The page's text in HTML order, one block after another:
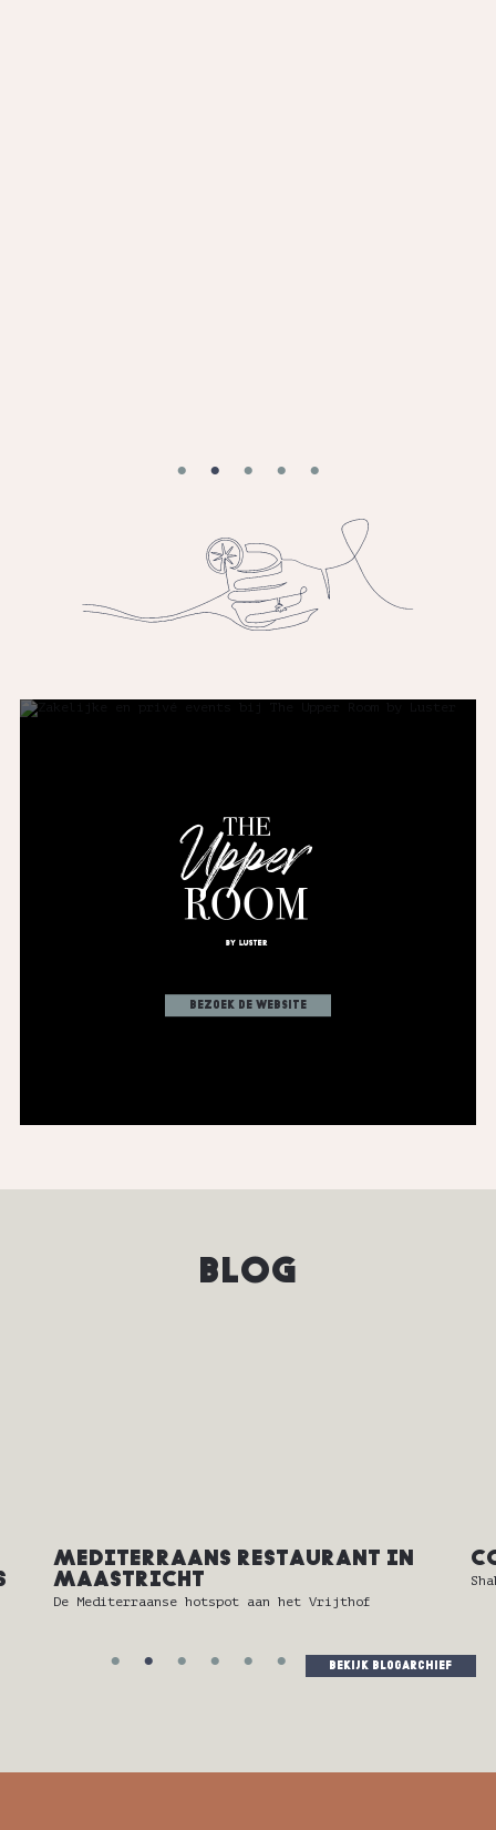
bezoek de website
BLOG
MEDITERRAANS RESTAURANT IN
MAASTRICHT
De Mediterraanse hotspot aan het Vrijthof
bekijk blogarchief